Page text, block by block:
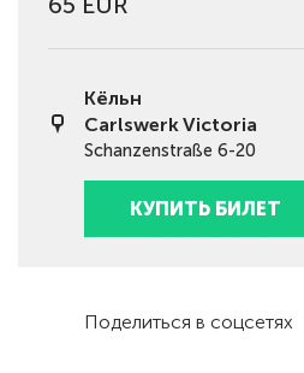
Кёльн
Carlswerk Victoria
Schanzenstraße 6-20
КУПИТЬ БИЛЕТ
Поделиться в соцсетях